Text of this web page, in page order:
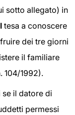
sotto allegato) in
tesa a conoscere
dei tre giorni
il familiare
104/1992).
il datore di
permessi